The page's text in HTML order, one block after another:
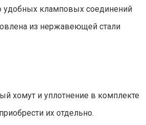
удобных кламповых соединений
из нержавеющей стали
хомут и уплотнение в комплекте
их отдельно.